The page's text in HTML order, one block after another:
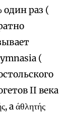
один раз (
(
II века
а άθλητής